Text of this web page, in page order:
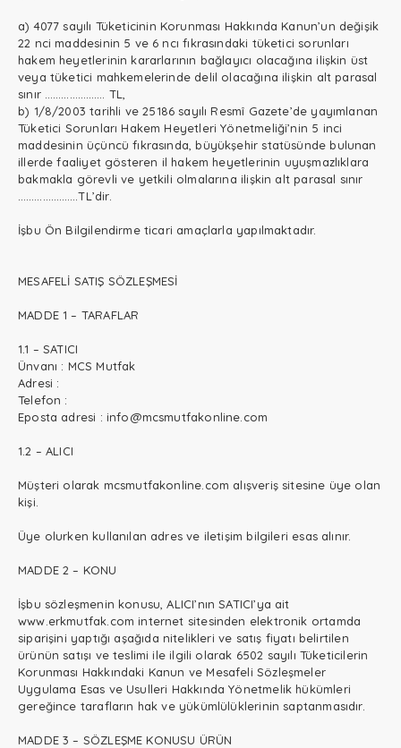
a) 4077 sayılı Tüketicinin Korunması Hakkında Kanun’un değişik
22 nci maddesinin 5 ve 6 ncı fıkrasındaki tüketici sorunları
hakem heyetlerinin kararlarının bağlayıcı olacağına ilişkin üst
veya tüketici mahkemelerinde delil olacağına ilişkin alt parasal
sınır …………………. TL,
b) 1/8/2003 tarihli ve 25186 sayılı Resmî Gazete’de yayımlanan
Tüketici Sorunları Hakem Heyetleri Yönetmeliği’nin 5 inci
maddesinin üçüncü fıkrasında, büyükşehir statüsünde bulunan
illerde faaliyet gösteren il hakem heyetlerinin uyuşmazlıklara
bakmakla görevli ve yetkili olmalarına ilişkin alt parasal sınır
………………….TL’dir.
İşbu Ön Bilgilendirme ticari amaçlarla yapılmaktadır.
MESAFELİ SATIŞ SÖZLEŞMESİ
MADDE 1 – TARAFLAR
1.1 – SATICI
Ünvanı : MCS Mutfak
Adresi :
Telefon :
Eposta adresi : info@mcsmutfakonline.com
1.2 – ALICI
Müşteri olarak mcsmutfakonline.com alışveriş sitesine üye olan
kişi.
Üye olurken kullanılan adres ve iletişim bilgileri esas alınır.
MADDE 2 – KONU
İşbu sözleşmenin konusu, ALICI’nın SATICI’ya ait
www.erkmutfak.com internet sitesinden elektronik ortamda
siparişini yaptığı aşağıda nitelikleri ve satış fiyatı belirtilen
ürünün satışı ve teslimi ile ilgili olarak 6502 sayılı Tüketicilerin
Korunması Hakkındaki Kanun ve Mesafeli Sözleşmeler
Uygulama Esas ve Usulleri Hakkında Yönetmelik hükümleri
gereğince tarafların hak ve yükümlülüklerinin saptanmasıdır.
MADDE 3 – SÖZLEŞME KONUSU ÜRÜN